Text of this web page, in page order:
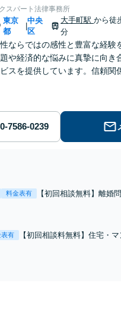
スパート法律事務所
東京
都
中央
区
大手町駅から徒
分
ならではの感性と豊富な経験
や経済的な悩みに真摯に向き
スを提供しています。信頼関
料金表有
【初回相談無料】離婚
を目指します【夜間・
表有
【初回相談料無料】住宅・